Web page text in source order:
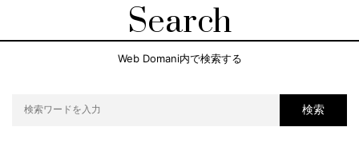
Search
Web Domani内で検索する
検索